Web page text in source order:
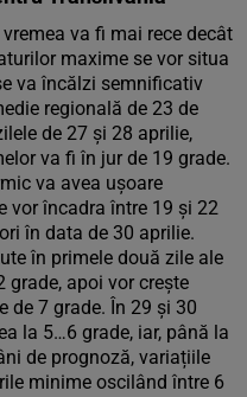
va fi mai rece decât
maxime se vor situa
va încălzi semnificativ
regională de 23 de
de 27 și 28 aprilie,
va fi în jur de 19 grade.
va avea ușoare
vor încadra între 19 și 22
în data de 30 aprilie.
în primele două zile ale
grade, apoi vor crește
de 7 grade. În 29 și 30
la 5…6 grade, iar, până la
de prognoză, variațiile
minime oscilând între 6